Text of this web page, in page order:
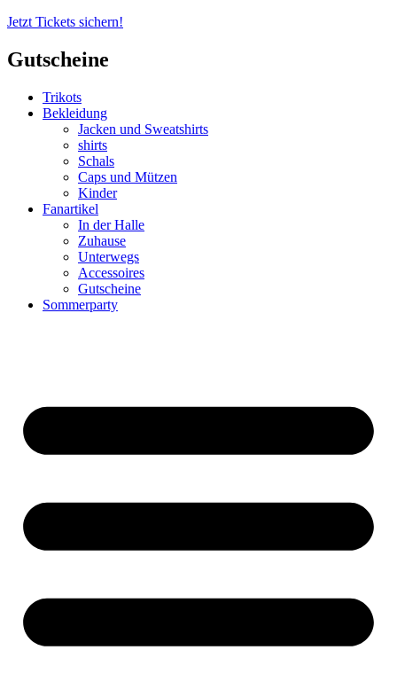
Jetzt Tickets sichern!
Gutscheine
Trikots
Bekleidung
Jacken und Sweatshirts
shirts
Schals
Caps und Mützen
Kinder
Fanartikel
In der Halle
Zuhause
Unterwegs
Accessoires
Gutscheine
Sommerparty